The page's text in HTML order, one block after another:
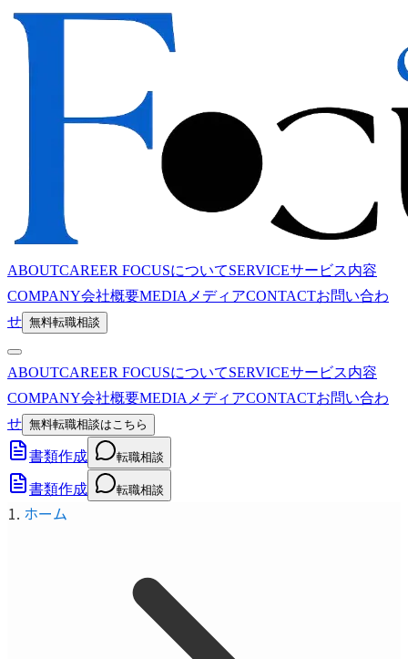
ABOUTCAREER FOCUSについてSERVICEサービス内容
COMPANY会社概要MEDIA メディアCONTACTお問い合わ
せ 無料転職相談
ABOUTCAREER FOCUSについてSERVICEサービス内容
COMPANY会社概要MEDIA メディアCONTACTお問い合わ
せ 無料転職相談はこちら
書類作成 転職相談
書類作成 転職相談
ホーム